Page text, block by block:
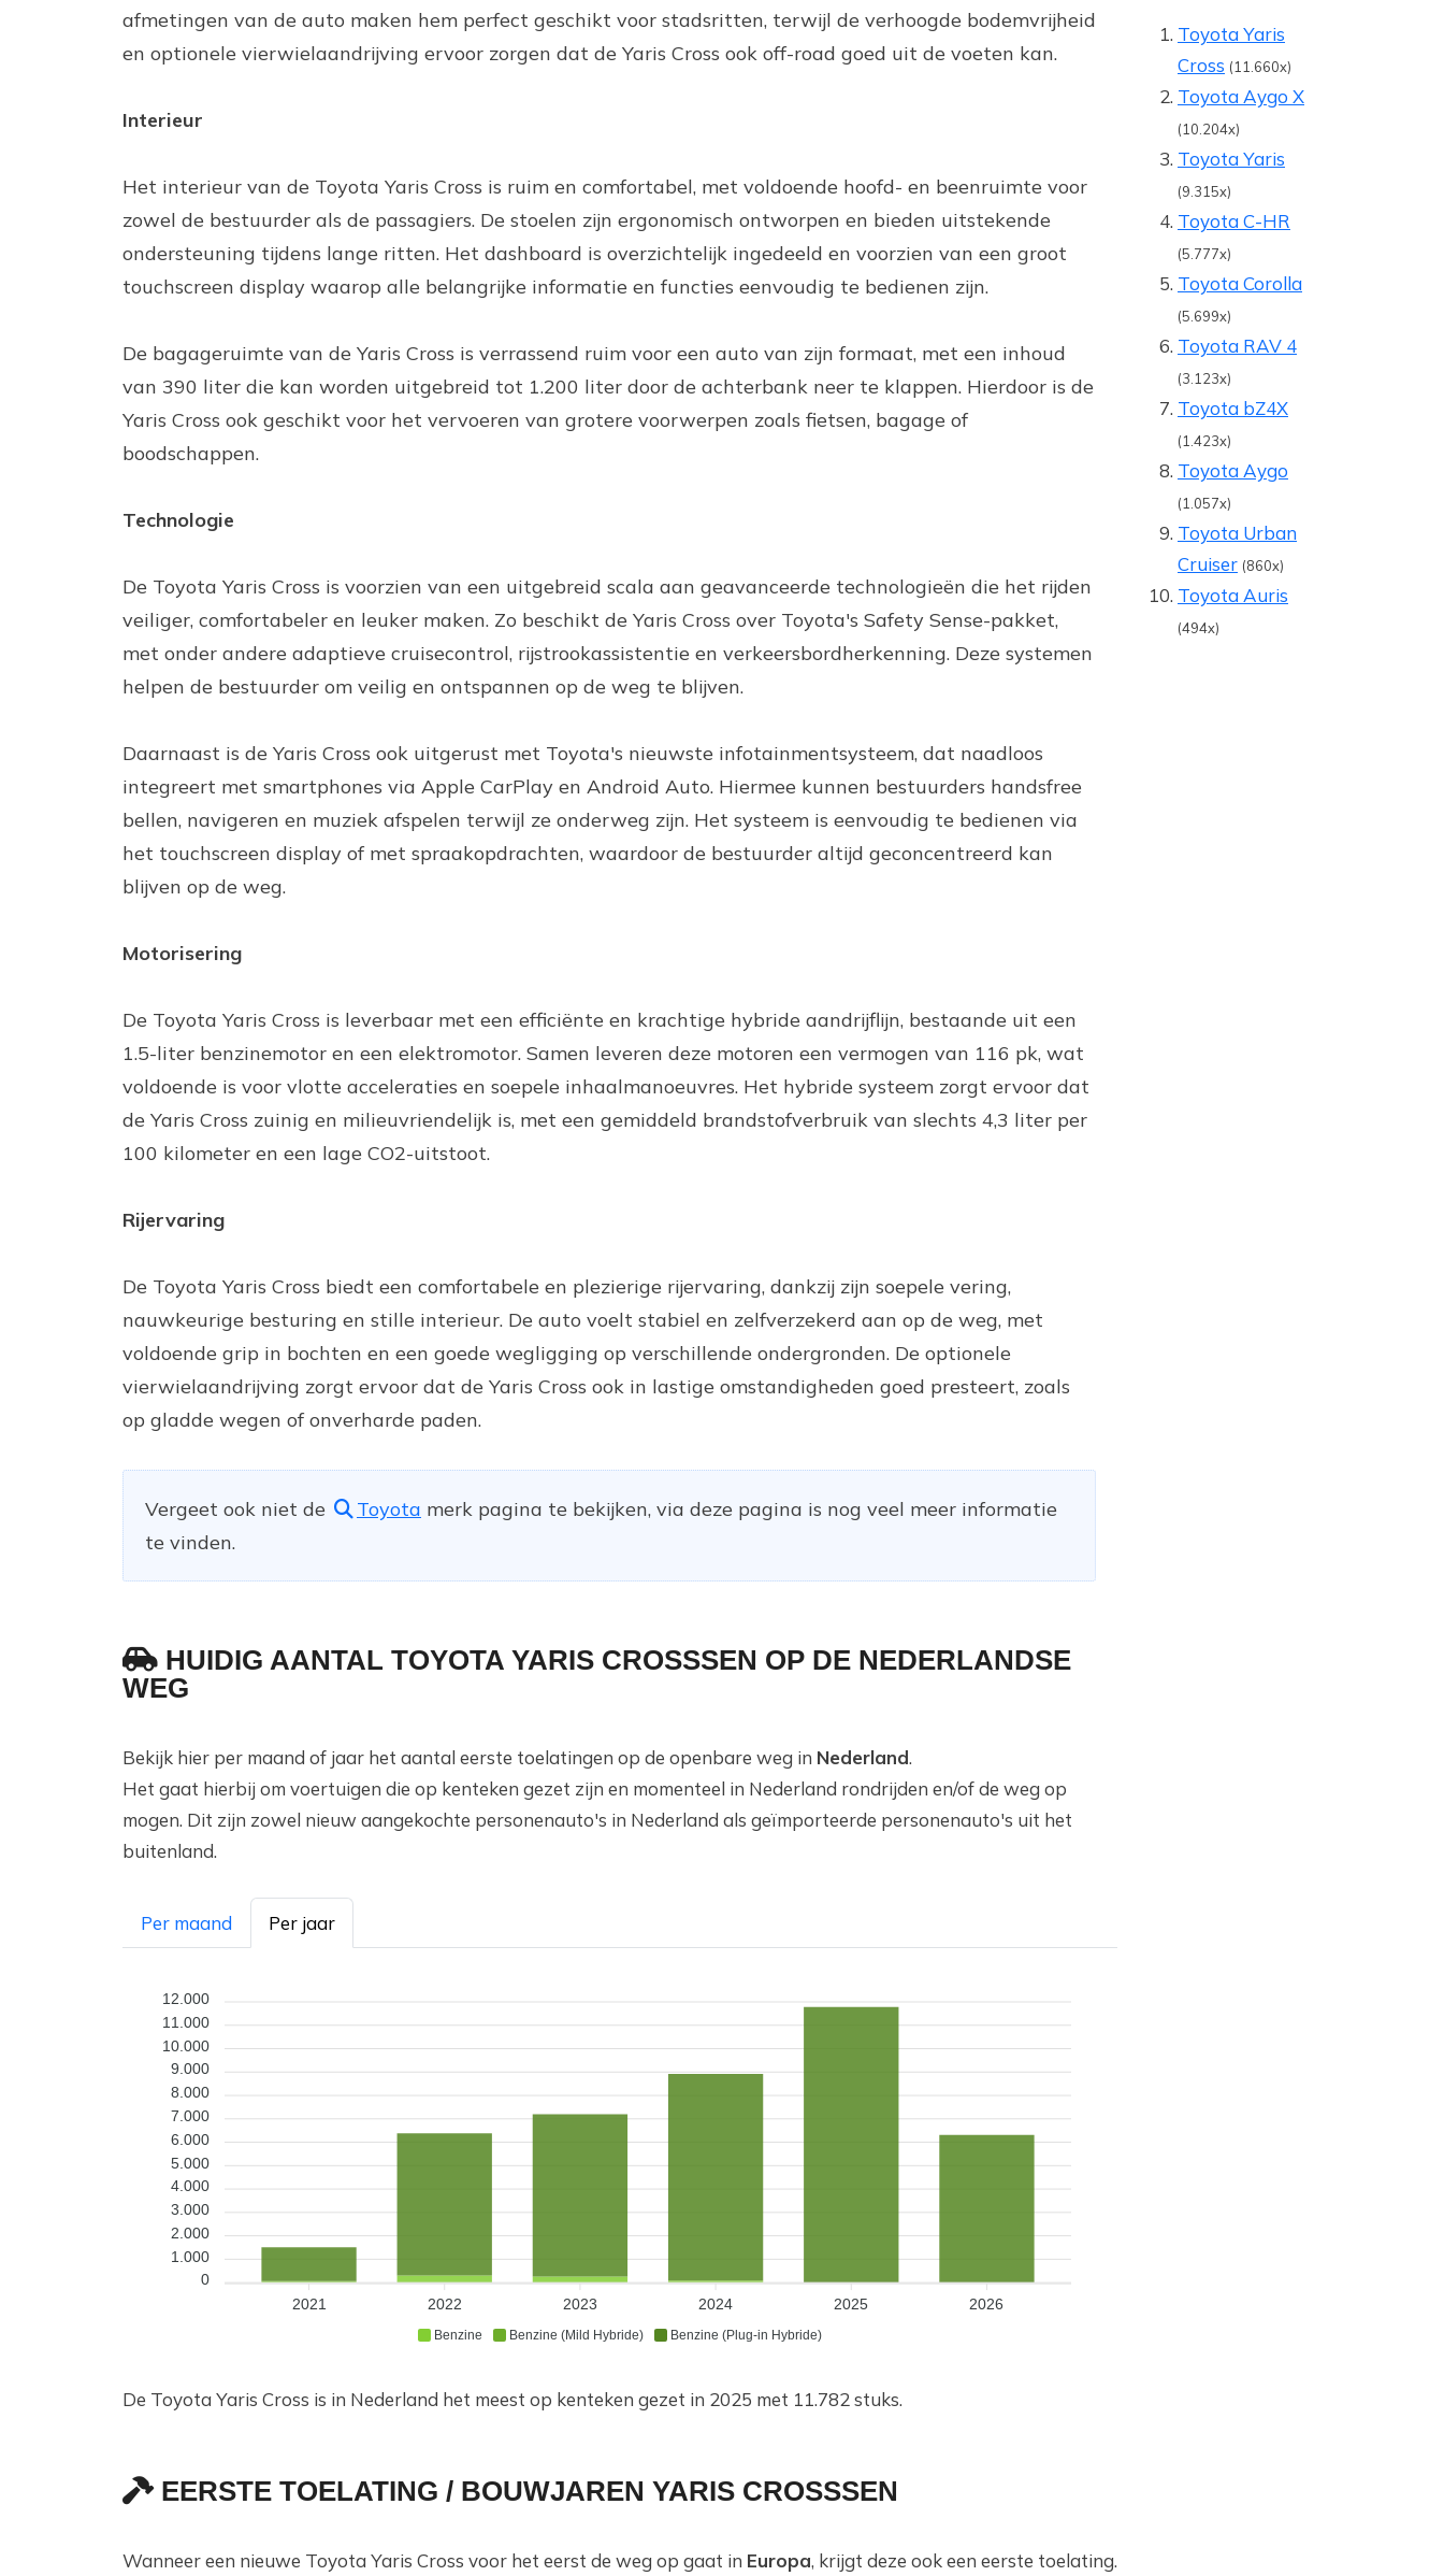
afmetingen van de auto maken hem perfect geschikt voor stadsritten, terwijl de verhoogde bodemvrijheid
en optionele vierwielaandrijving ervoor zorgen dat de Yaris Cross ook off-road goed uit de voeten kan.
Interieur
Het interieur van de Toyota Yaris Cross is ruim en comfortabel, met voldoende hoofd- en beenruimte voor
zowel de bestuurder als de passagiers. De stoelen zijn ergonomisch ontworpen en bieden uitstekende
ondersteuning tijdens lange ritten. Het dashboard is overzichtelijk ingedeeld en voorzien van een groot
touchscreen display waarop alle belangrijke informatie en functies eenvoudig te bedienen zijn.
De bagageruimte van de Yaris Cross is verrassend ruim voor een auto van zijn formaat, met een inhoud
van 390 liter die kan worden uitgebreid tot 1.200 liter door de achterbank neer te klappen. Hierdoor is de
Yaris Cross ook geschikt voor het vervoeren van grotere voorwerpen zoals fietsen, bagage of
boodschappen.
Technologie
De Toyota Yaris Cross is voorzien van een uitgebreid scala aan geavanceerde technologieën die het rijden
veiliger, comfortabeler en leuker maken. Zo beschikt de Yaris Cross over Toyota's Safety Sense-pakket,
met onder andere adaptieve cruisecontrol, rijstrookassistentie en verkeersbordherkenning. Deze systemen
helpen de bestuurder om veilig en ontspannen op de weg te blijven.
Daarnaast is de Yaris Cross ook uitgerust met Toyota's nieuwste infotainmentsysteem, dat naadloos
integreert met smartphones via Apple CarPlay en Android Auto. Hiermee kunnen bestuurders handsfree
bellen, navigeren en muziek afspelen terwijl ze onderweg zijn. Het systeem is eenvoudig te bedienen via
het touchscreen display of met spraakopdrachten, waardoor de bestuurder altijd geconcentreerd kan
blijven op de weg.
Motorisering
De Toyota Yaris Cross is leverbaar met een efficiënte en krachtige hybride aandrijflijn, bestaande uit een
1.5-liter benzinemotor en een elektromotor. Samen leveren deze motoren een vermogen van 116 pk, wat
voldoende is voor vlotte acceleraties en soepele inhaalmanoeuvres. Het hybride systeem zorgt ervoor dat
de Yaris Cross zuinig en milieuvriendelijk is, met een gemiddeld brandstofverbruik van slechts 4,3 liter per
100 kilometer en een lage CO2-uitstoot.
Rijervaring
De Toyota Yaris Cross biedt een comfortabele en plezierige rijervaring, dankzij zijn soepele vering,
nauwkeurige besturing en stille interieur. De auto voelt stabiel en zelfverzekerd aan op de weg, met
voldoende grip in bochten en een goede wegligging op verschillende ondergronden. De optionele
vierwielaandrijving zorgt ervoor dat de Yaris Cross ook in lastige omstandigheden goed presteert, zoals
op gladde wegen of onverharde paden.
Vergeet ook niet de Toyota merk pagina te bekijken, via deze pagina is nog veel meer informatie
te vinden.
HUIDIG AANTAL TOYOTA YARIS CROSSSEN OP DE NEDERLANDSE
WEG
Bekijk hier per maand of jaar het aantal eerste toelatingen op de openbare weg in Nederland.
Het gaat hierbij om voertuigen die op kenteken gezet zijn en momenteel in Nederland rondrijden en/of de weg op
mogen. Dit zijn zowel nieuw aangekochte personenauto's in Nederland als geïmporteerde personenauto's uit het
buitenland.
Per maand Per jaar
Benzine Benzine (Mild Hybride) Benzine (Plug-in Hybride)
12.000
11.000
10.000
9.000
8.000
7.000
6.000
5.000
4.000
3.000
2.000
1.000
0
2021
2022 2023 2024 2025 2026
De Toyota Yaris Cross is in Nederland het meest op kenteken gezet in 2025 met 11.782 stuks.
EERSTE TOELATING / BOUWJAREN YARIS CROSSSEN
Wanneer een nieuwe Toyota Yaris Cross voor het eerst de weg op gaat in Europa, krijgt deze ook een eerste toelating.
Toyota Yaris
Cross (11.660x)
Toyota Aygo X
(10.204x)
Toyota Yaris
(9.315x)
Toyota C-HR
(5.777x)
Toyota Corolla
(5.699x)
Toyota RAV 4
(3.123x)
Toyota bZ4X
(1.423x)
Toyota Aygo
(1.057x)
Toyota Urban
Cruiser (860x)
Toyota Auris
(494x)